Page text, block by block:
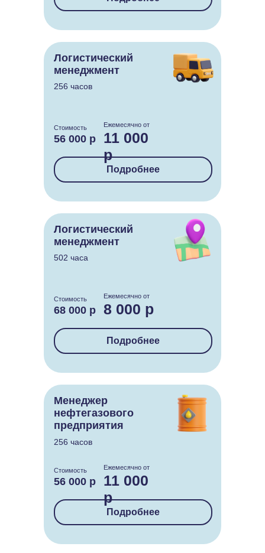
Логистический
менеджмент
256 часов
11 000
р
56 000 р
Ежемесячно от
Стоимость
Подробнее
Логистический
менеджмент
502 часа
8 000 р
68 000 р
Ежемесячно от
Стоимость
Подробнее
Менеджер
нефтегазового
предприятия
256 часов
11 000
р
56 000 р
Ежемесячно от
Стоимость
Подробнее